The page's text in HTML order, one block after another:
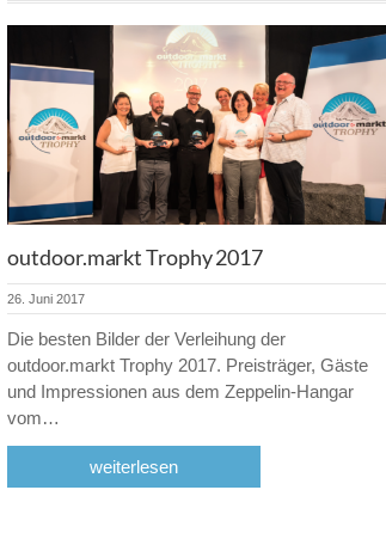
outdoor.markt Trophy 2017
26. Juni 2017
Die besten Bilder der Verleihung der
outdoor.markt Trophy 2017. Preisträger, Gäste
und Impressionen aus dem Zeppelin-Hangar
vom…
weiterlesen